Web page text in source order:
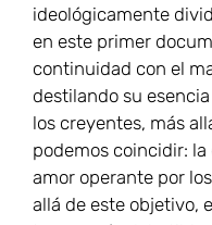
ideológicamente
en este primer
continuidad con el
destilando su
los creyentes, más
podemos coincidir:
amor operante por
allá de este objetivo,